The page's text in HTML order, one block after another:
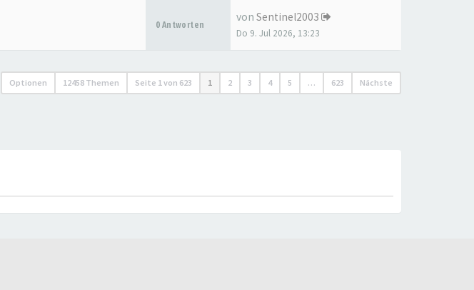
0 Antworten
von Sentinel2003
Do 9. Jul 2026, 13:23
Optionen 12458 Themen Seite 1von 623 1 2 3 4 5 … 623 Nächste